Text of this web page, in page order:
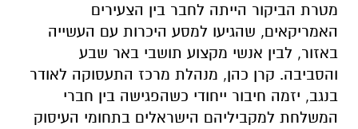
מטרת הביקור הייתה לחבר בין הצעירים
האמריקאים, שהגיעו למסע היכרות עם העשייה
באזור, לבין אנשי מקצוע תושבי באר שבע
והסביבה. קרן כהן, מנהלת מרכז התעסוקה לאודר
בנגב, יזמה חיבור ייחודי כשהפגישה בין חברי
המשלחת למקביליהם הישראלים בתחומי העיסוק